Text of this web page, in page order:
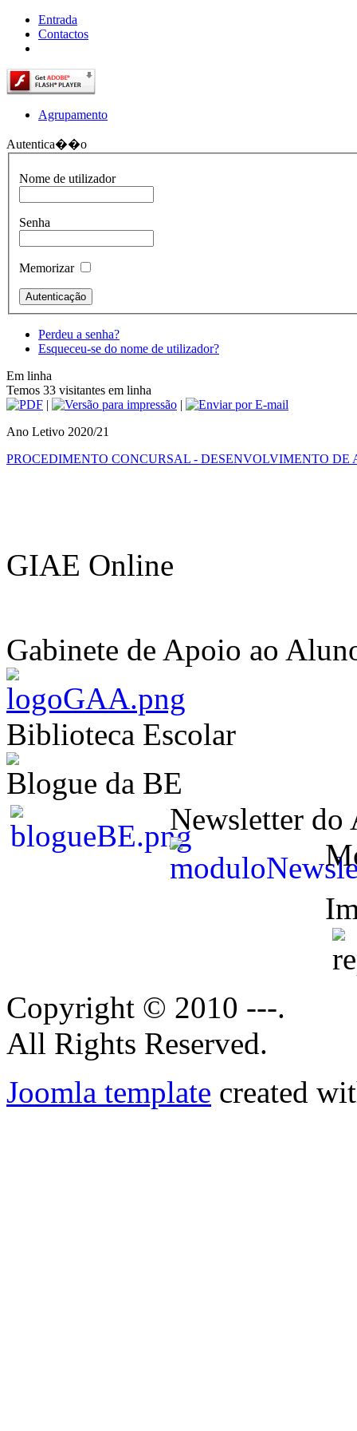
Entrada
Contactos
Agrupamento
Autentica��o
Nome de utilizador
Senha
Memorizar
Perdeu a senha?
Esqueceu-se do nome de utilizador?
Em linha
Temos 33 visitantes em linha
|
|
Ano Letivo 2020/21
PROCEDIMENTO CONCURSAL - DESENVOLVIMENTO
GIAE Online
Gabinete de Apoio ao
Biblioteca Escolar
Blogue da BE
Newsletter do
Copyright © 2010 ---.
All Rights Reserved.
Joomla template created